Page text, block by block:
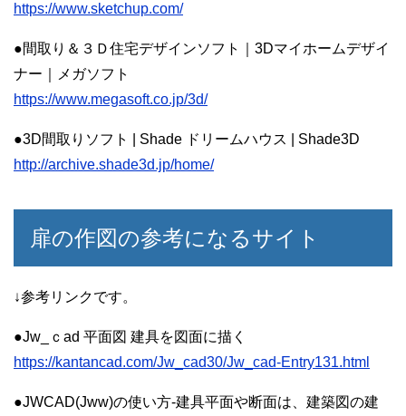
https://www.sketchup.com/
●間取り＆３Ｄ住宅デザインソフト｜3Dマイホームデザイ
ナー｜メガソフト
https://www.megasoft.co.jp/3d/
●3D間取りソフト | Shade ドリームハウス | Shade3D
http://archive.shade3d.jp/home/
扉の作図の参考になるサイト
↓参考リンクです。
●Jw_ｃad 平面図 建具を図面に描く
https://kantancad.com/Jw_cad30/Jw_cad-Entry131.html
●JWCAD(Jww)の使い方-建具平面や断面は、建築図の建